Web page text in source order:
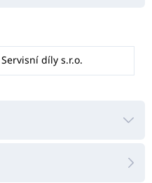
Servisní díly s.r.o.